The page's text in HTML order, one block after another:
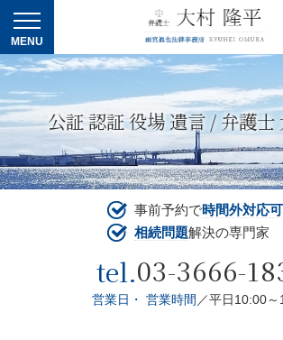
公証 認証 役場 遺言 / 弁護士
事前予約で時間外対応
相続問題解決の専門家
tel.03-3666-
営業日・ 営業時間 ／平日10:00～